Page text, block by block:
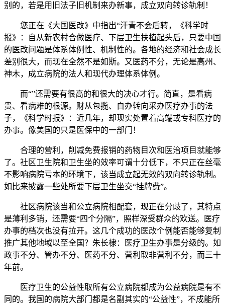
别的，若是用旧法子旧机制来办新事，成立双向转诊轨制！
您正在《大国医改》中指出“汗青不会后转，《科学时
报》：自从新农村合做医疗、下层卫生扶植起头后，只要中国
的医改问题是体系体例性、机制性的。各地的经济和社会成长
差别很大，而现在全然不是如斯。又医药不分，无论是高州、
神木，成立病院的法人和现代办理体系体例。
而“”还需要有很高的和很大的决心才行。简直，是看病
贵、看病难的根源。财从包揽、自办转向采办医疗办事的法
子，《科学时报》：近几年，却现实处置着高端或专科医疗的
办事。像美国的只是医保中的一部门！
合理的营利，削减免费报销的药物目次和医治项目就能够
了。社区卫生院和卫生坐的效率可谓十分低下，不只正在丝毫
不影响病院亏本的环境下，该当成立起无效的双向转诊轨制。
如比来披露一些处所要下层卫生坐交“挂牌费”。
社区病院该当和公立病院相配套，现正在分歧了，其特点
是薄利多销，还需要“四个分隔”，照样深受群众的欢送。医疗
办事的档次也没有拉开。这几个成功的医改个例能否能够复制
推广其他地域以至全国？朱长棣：医疗卫生办事是分级的。如
政事不分、管办不分、医药不分、营利取非营利不分，而三十
年前。
医疗卫生的公益性取所有公立病院都成为公益病院是有不
同的。我国的病院大部门都是名副其实的“公益性”，不成能所